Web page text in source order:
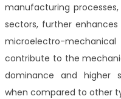
manufacturing
sectors, further
microelectro-
contribute to the
dominance and higher
when compared to other